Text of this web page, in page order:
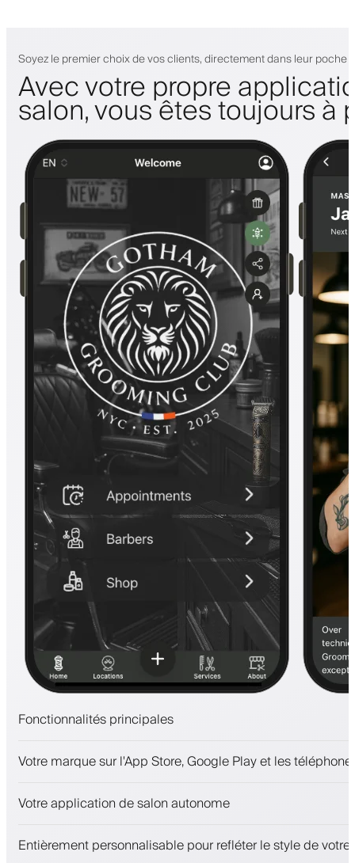
Soyez le premier choix de vos clients, directement dans leur poche
Avec votre propre
salon, vous êtes toujours à
Fonctionnalités principales
Paiements, caution
Fidélisez les clients avec un programme de fidélité
Votre marque sur l'App Store, Google Play et les
Votre application de salon autonome
Entièrement personnalisable pour refléter le style de